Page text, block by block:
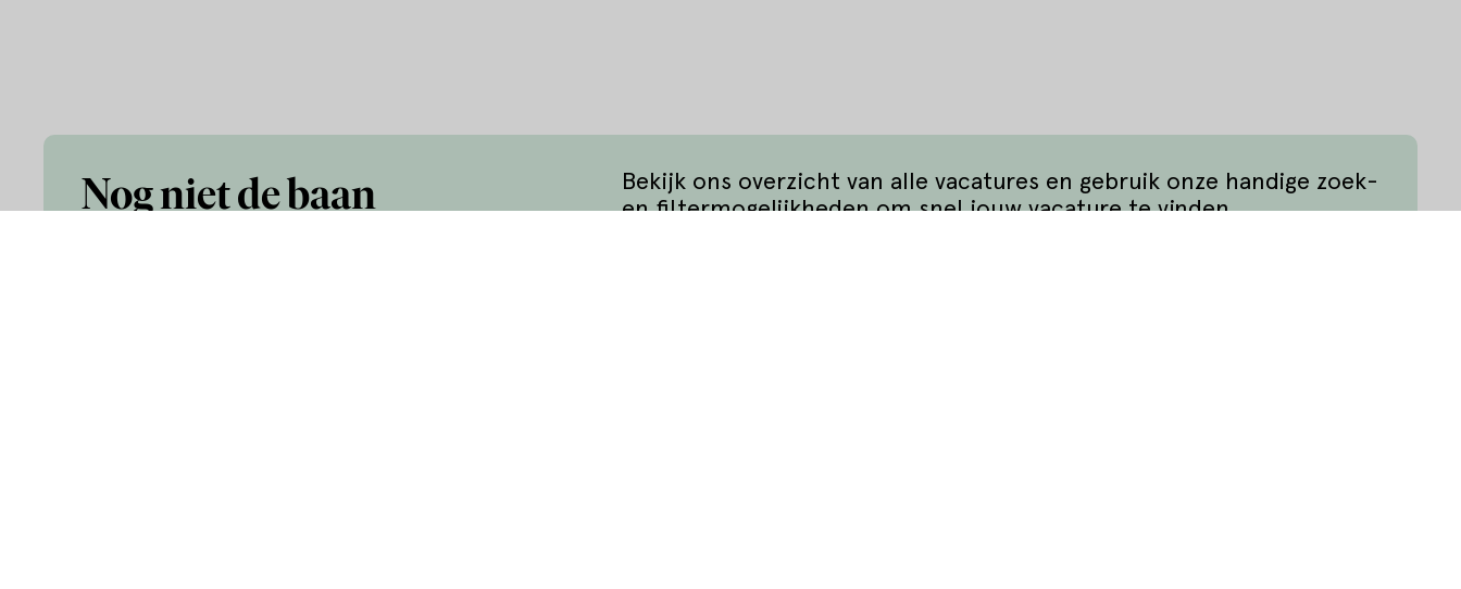
Nog niet de baan
Bekijk ons overzicht van alle vacatures en gebruik onze handige zoek-
en filtermogelijkheden om snel jouw vacature te vinden.